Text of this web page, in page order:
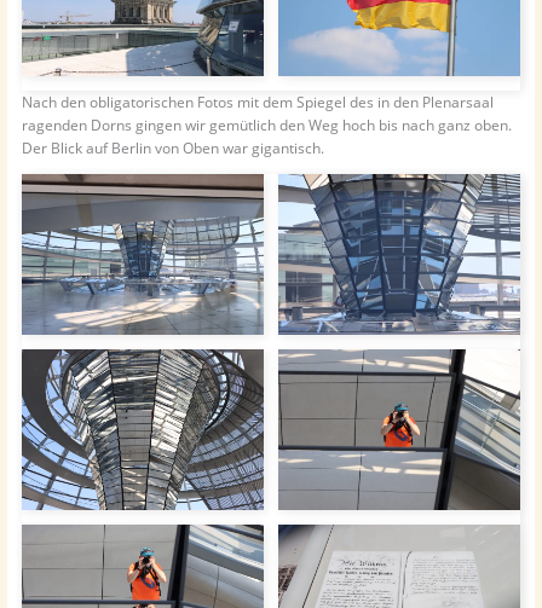
Nach den obligatorischen Fotos mit dem Spiegel des in den Plenarsaal
ragenden Dorns gingen wir gemütlich den Weg hoch bis nach ganz oben.
Der Blick auf Berlin von Oben war gigantisch.